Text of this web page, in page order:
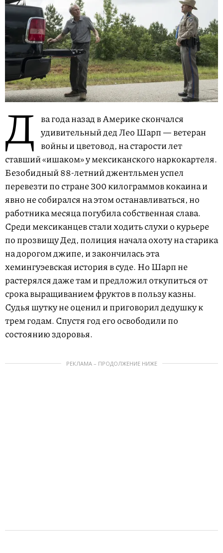
Д ва года назад в Америке скончался
удивительный дед Лео Шарп — ветеран
войны и цветовод, на старости лет
ставший «ишаком» у мексиканского наркокартеля.
Безобидный 88-летний джентльмен успел
перевезти по стране 300 килограммов кокаина и
явно не собирался на этом останавливаться, но
работника месяца погубила собственная слава.
Среди мексиканцев стали ходить слухи о курьере
по прозвищу Дед, полиция начала охоту на старика
на дорогом джипе, и закончилась эта
хемингуэевская история в суде. Но Шарп не
растерялся даже там и предложил откупиться от
срока выращиванием фруктов в пользу казны.
Судья шутку не оценил и приговорил дедушку к
трем годам. Спустя год его освободили по
состоянию здоровья.
РЕКЛАМА – ПРОДОЛЖЕНИЕ НИЖЕ